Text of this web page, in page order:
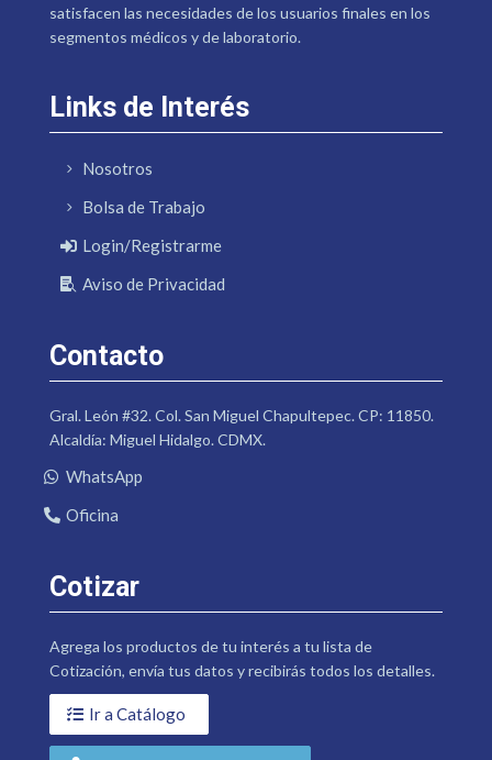
satisfacen las necesidades de los usuarios finales en los
segmentos médicos y de laboratorio.
Links de Interés
Nosotros
Bolsa de Trabajo
Login/Registrarme
Aviso de Privacidad
Contacto
Gral. León #32. Col. San Miguel Chapultepec. CP: 11850.
Alcaldía: Miguel Hidalgo. CDMX.
WhatsApp
Oficina
Cotizar
Agrega los productos de tu interés a tu lista de
Cotización, envía tus datos y recibirás todos los detalles.
Ir a Catálogo